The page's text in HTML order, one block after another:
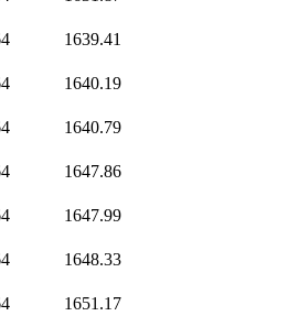
1639.41
1640.19
1640.79
1647.86
1647.99
1648.33
1651.17